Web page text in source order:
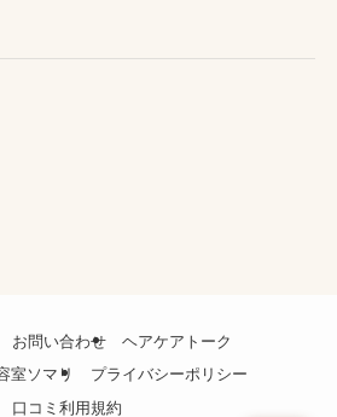
お問い合わせ
ヘアケアトーク
室ソマリ
プライバシーポリシー
口コミ利用規約